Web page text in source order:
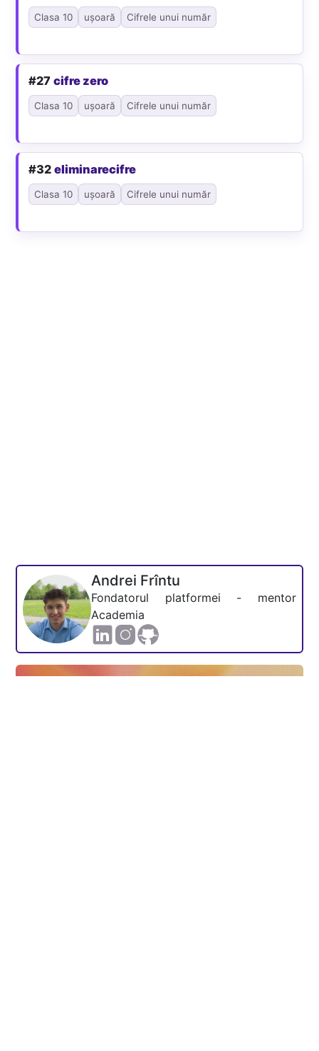
Clasa 10 ușoară Cifrele unui număr
#27cifre zero
Clasa 10 ușoară Cifrele unui număr
#32eliminarecifre
Clasa 10 ușoară Cifrele unui număr
Andrei Frîntu
Fondatorul platformei - mentor
Academia